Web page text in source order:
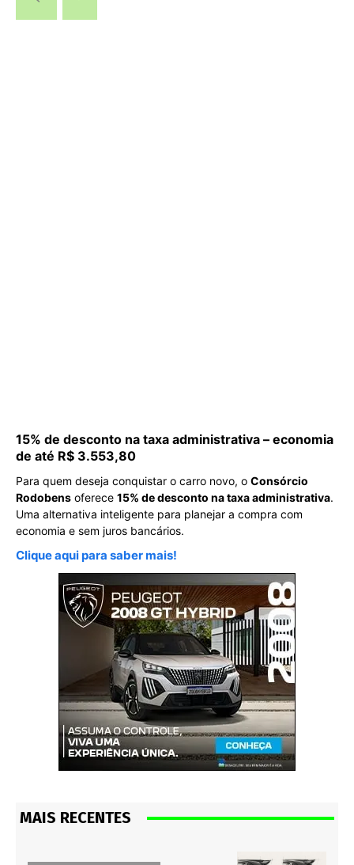
15% de desconto na taxa administrativa – economia
de até R$ 3.553,80
Para quem deseja conquistar o carro novo, o Consórcio
Rodobens oferece 15% de desconto na taxa administrativa.
Uma alternativa inteligente para planejar a compra com
economia e sem juros bancários.
Clique aqui para saber mais!
MAIS RECENTES